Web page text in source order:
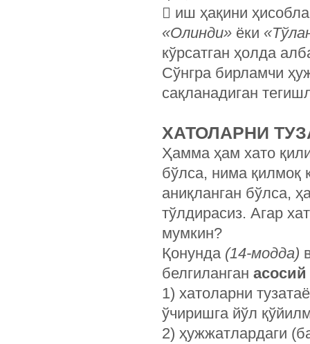
 иш ҳақини
«Олинди» ёки
кўрсатган ҳолда
Сўнгра бирламчи
сақланадиган
ХАТОЛАРНИ
Ҳамма ҳам хато
бўлса, нима қилмоқ
аниқланган бўлса,
тўлдирасиз. Агар
мумкин?
Қонунда (14-модда)
белгиланган
1) хатоларни
ўчиришга йўл
2) ҳужжатлардаги